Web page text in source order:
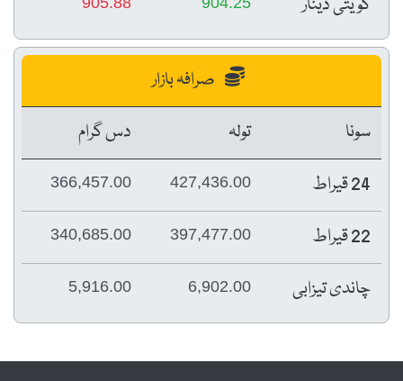
صرافہ بازار
سونا
تولہ
دس گرام
24 قیراط
427,436.00
366,457.00
22 قیراط 397,477.00
340,685.00
چاندی تیزابی 6,902.00
5,916.00